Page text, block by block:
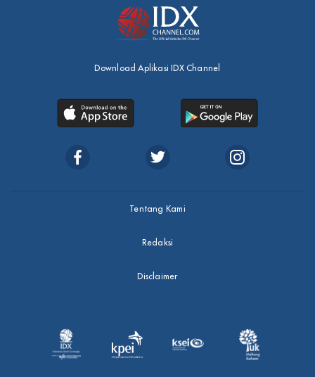
Download Aplikasi IDX Channel
Tentang Kami
Redaksi
Disclaimer